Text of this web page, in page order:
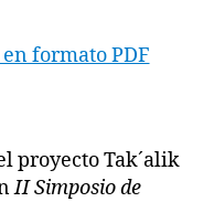
formato PDF
proyecto Tak´alik
II Simposio de